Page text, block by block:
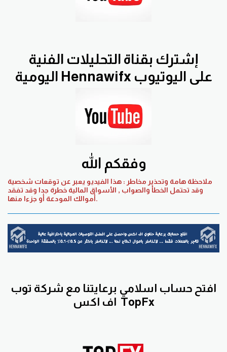
إشترك بقناة التحليلات الفنية
اليومية Hennawifx على اليوتيوب
وفقكم الله
ملاحظة هامة وتحذير مخاطر : هذا الفيديو يعبر عن توقعات شخصية
وقد تحتمل الخطأ والصواب , الأسواق المالية خطرة جدا وقد تفقد
أموالك المودعة أو جزءا منها.
افتح حساب اسلامي برعايتنا مع شركة توب
اف اكس TopFx